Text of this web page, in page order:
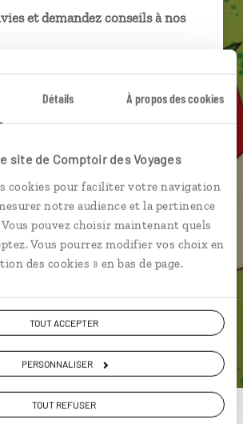
Détails À propos des cookies
site de Comptoir des Voyages
cookies pour faciliter votre navigation
notre audience et la pertinence
pouvez choisir maintenant quels
Vous pourrez modifier vos choix en
des cookies » en bas de page.
TOUT ACCEPTER
PERSONNALISER
TOUT REFUSER
et demandez conseils à nos
votre itinéraire au plus
envies et de la réalité du pays.
face à face ou depuis nos studios
le même interlocuteur avant,
votre voyage.
ou
voyage avec un spécialiste Afrique
du Sud
53 10 97 61